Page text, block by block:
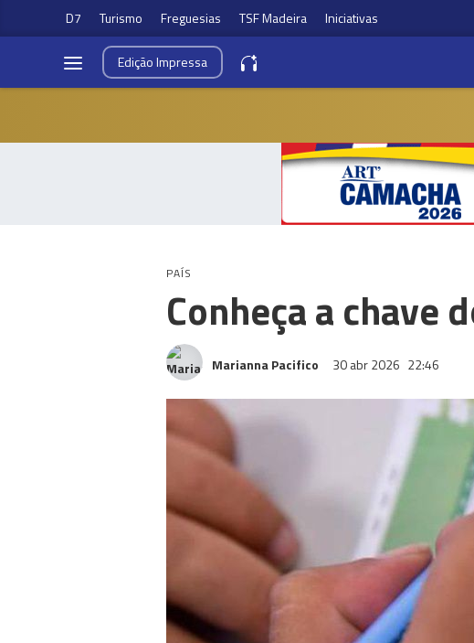
D7 Turismo Freguesias TSF Madeira Iniciativas
EdiçãoImpressa
PAÍS
Conheça a chave
Marianna Pacifico 30 abr 2026 22:46